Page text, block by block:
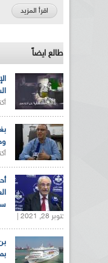
اقرأ المزيد
طالع ايضاً
أكتوبر 28, 2021 |